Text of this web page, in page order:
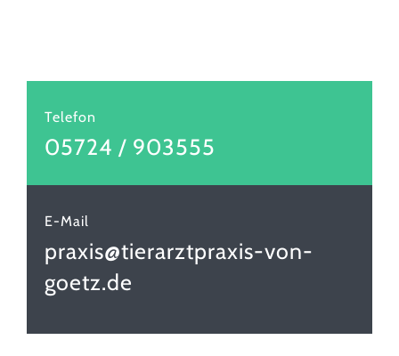
Telefon
05724 / 903555
E-Mail
praxis@tierarztpraxis-von-
goetz.de